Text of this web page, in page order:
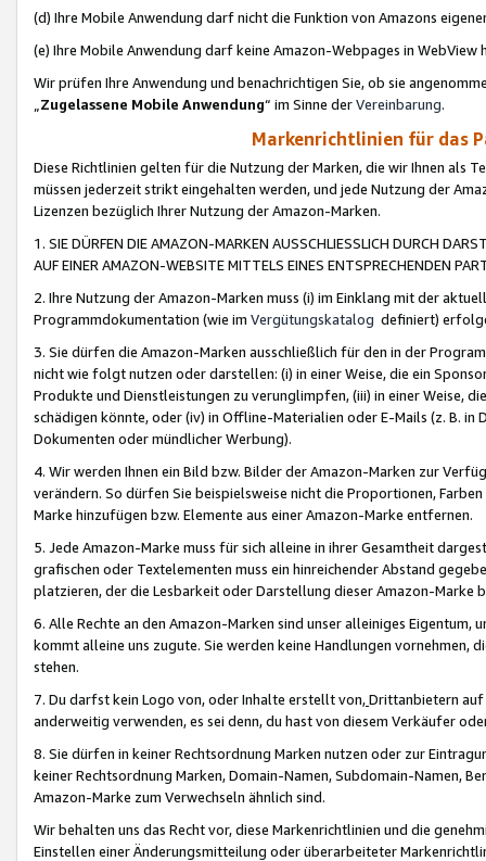
(d) Ihre Mobile Anwendung darf nicht die Funktion von Amazons
(e) Ihre Mobile Anwendung darf keine Amazon-Webpages in WebView
Wir prüfen Ihre Anwendung und benachrichtigen Sie, ob sie
„Zugelassene Mobile Anwendung“ im Sinne derVereinbarung.
Markenrichtlinien für das
Diese Richtlinien gelten für die Nutzung der Marken, die wir Ihnen als
müssen jederzeit strikt eingehalten werden, und jede Nutzung der
Lizenzen bezüglich Ihrer Nutzung der Amazon-Marken.
1. SIE DÜRFEN DIE AMAZON-MARKEN AUSSCHLIESSLICH DURCH
AUF EINER AMAZON-WEBSITE MITTELS EINES ENTSPRECHENDEN
2. Ihre Nutzung der Amazon-Marken muss (i) im Einklang mit der
Programmdokumentation (wie im Vergütungskatalog definiert)
3. Sie dürfen die Amazon-Marken ausschließlich für den in der
nicht wie folgt nutzen oder darstellen: (i) in einer Weise, die ein
Produkte und Dienstleistungen zu verunglimpfen, (iii) in einer Weise,
schädigen könnte, oder (iv) in Offline-Materialien oder E-Mails (z. B. in
Dokumenten oder mündlicher Werbung).
4. Wir werden Ihnen ein Bild bzw. Bilder der Amazon-Marken zur
verändern. So dürfen Sie beispielsweise nicht die Proportionen,
Marke hinzufügen bzw. Elemente aus einer Amazon-Marke entfernen.
5. Jede Amazon-Marke muss für sich alleine in ihrer Gesamtheit
grafischen oder Textelementen muss ein hinreichender Abstand
platzieren, der die Lesbarkeit oder Darstellung dieser Amazon-Marke
6. Alle Rechte an den Amazon-Marken sind unser alleiniges
kommt alleine uns zugute. Sie werden keine Handlungen vornehmen,
stehen.
7. Du darfst kein Logo von, oder Inhalte erstellt von,Drittanbietern auf
anderweitig verwenden, es sei denn, du hast von diesem Verkäufer
8. Sie dürfen in keiner Rechtsordnung Marken nutzen oder zur
keiner Rechtsordnung Marken, Domain-Namen, Subdomain-Namen,
Amazon-Marke zum Verwechseln ähnlich sind.
Wir behalten uns das Recht vor, diese Markenrichtlinien und die
Einstellen einer Änderungsmitteilung oder überarbeiteter